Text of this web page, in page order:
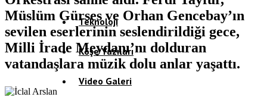
Teknoloji
Köşe Yazıları
Video Galeri
Müslüm Gürses ve Orhan Gencebay’ın
sevilen eserlerinin seslendirildiği gece,
Milli İrade Meydanı’nı dolduran
vatandaşlara müzik dolu anlar yaşattı.